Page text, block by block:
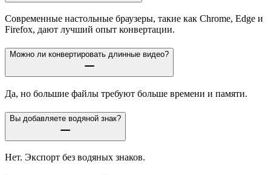
Современные настольные браузеры, такие как Chrome, Edge и
Firefox, дают лучший опыт конвертации.
Можно ли конвертировать длинные видео?
Да, но большие файлы требуют больше времени и памяти.
Вы добавляете водяной знак?
Нет. Экспорт без водяных знаков.